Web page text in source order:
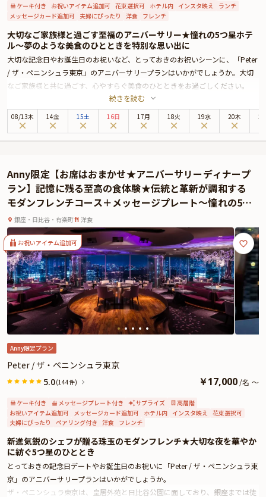
ケーキ付き
お祝いアイテム追加可 花束選択可 ホテル内 インスタ映え
ランチ
メッセージカード追加可 夫婦にぴったり 洋食 フレンチ
大切なご家族様と過ごす至福のアニバーサリー★憧れの5つ星ホテ
ル〜夢のような美食のひとときを特別な思い出に
大切な記念日やお誕生日のお祝いなど、とっておきのお祝いシーンに、「Peter
/ ザ・ペニンシュラ東京」のアニバーサリープランはいかがでしょうか。大切
なご家族様と共に過ごす、心やすらぐ美食のひとときをお過ごしください。
ザ・ペニンシュラ東京は、皇居外苑と日比谷公園に面しており、銀座までは徒
歩圏内と最高のロケーションに位置する5つ星ホテル。最上階の美食空間
「Peter」では、伝統と革新が調和するモダンフレンチをお楽しみいただけま
れた、華やかなプレゼンテーションのモダンフレンチは、一度食べたら忘れら
れない美味しさです。極上の美食体験が、大切な日をより鮮やかに彩ります。
お子様用には、限定ペニンシュラベアクッキー付きのデザートを含む、お子様
3品コースをご用意しておりますので、ご家族みなさまで和やかな美食のひと
ときをお過ごしいただけます。
さらに本プランでは、メッセージプレートを特典としてご用意しております。
大切な記念日が、特別な思い出としていつまでも輝く素敵な一日になりますよ
うに「Peter」で心ゆくまでお楽しみください。
★とっておきの演出が叶うオプション★
有料オプションで、お飲み物や、ザ・ペニンシュラ東京特製ケーキ、Anny限定
の花束やギフト、カスタマイズ可能なメッセージカードなどをお付けすること
ができます。メッセージカードは着席時に、花束やギフトはデザートタイムに
ご予約主様にお渡し致しますので、サプライズ演出にお役立てください。
続きを読む
08/13木 14金 15土 16日 17月 18火 19水 20木
Anny限定【お席はおまかせ★アニバーサリーディナープ
ラン】記憶に残る至高の食体験★伝統と革新が調和する
モダンフレンチコース＋メッセージプレート〜憧れの5つ
星ホテル★ザ・ペニンシュラ東京最上階
銀座・日比谷・有楽町 洋食
お祝いアイテム追加可
Anny限定プラン
Peter / ザ・ペニンシュラ東京
5.0(144件) ￥17,000 /名 ～
ケーキ付き メッセージプレート付き サプライズ
高層階
お祝いアイテム追加可 メッセージカード追加可 ホテル内 インスタ映え 花束選択可
夫婦にぴったり
ペアリング付き 洋食 フレンチ
新進気鋭のシェフが贈る珠玉のモダンフレンチ★大切な夜を華やか
に紡ぐ5つ星のひととき
とっておきの記念日デートやお誕生日のお祝いに「Peter / ザ・ペニンシュラ東
京」のアニバーサリープランはいかがでしょうか。
ザ・ペニンシュラ東京は、皇居外苑と日比谷公園に面しており、銀座までは徒